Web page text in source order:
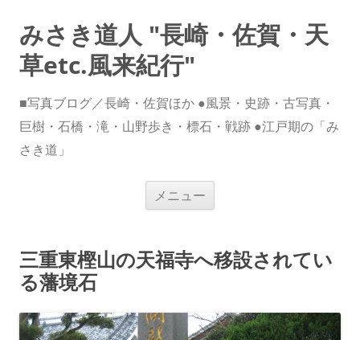
みさき道人 "長崎・佐賀・天
草etc.風来紀行"
■写真ブログ／長崎・佐賀ほか ●風景・史跡・古写真・
巨樹・石橋・滝・山野歩き・標石・戦跡 ●江戸期の「み
さき道」
メニュー
ス
キ
三重東樫山の天福寺へ移設されてい
る藩境石